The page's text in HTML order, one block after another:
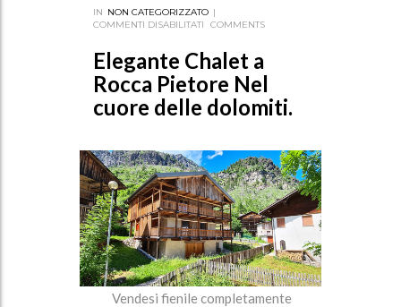
IN NON CATEGORIZZATO |
COMMENTI DISABILITATI SU
CHALET
A
ROCCA
PIETORE
NEL
CUORE
COMMENTS
Elegante Chalet a
Rocca Pietore Nel
cuore delle dolomiti.
Vendesi fienile completamente